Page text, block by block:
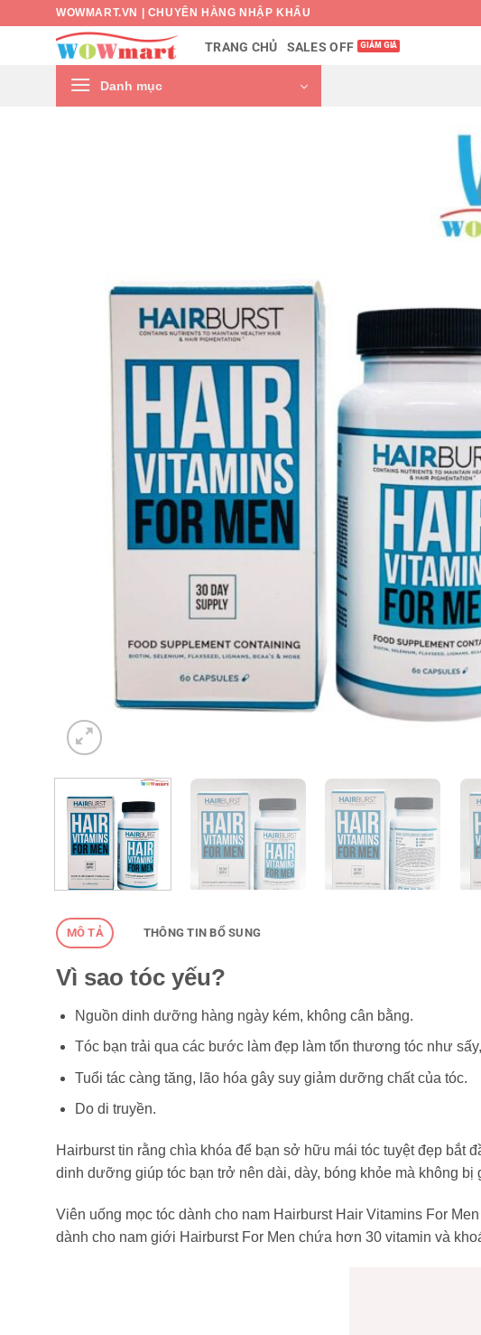
WOWMART.VN | CHUYÊN HÀNG NHẬP KHẨU
TRANG CHỦ SALES OFF
Danh mục
MÔ TẢ THÔNG TIN BỔ SUNG
Vì sao tóc yếu?
Nguồn dinh dưỡng hàng ngày kém, không cân bằng.
Tóc bạn trải qua các bước làm đẹp làm tổn thương tóc như
Tuổi tác càng tăng, lão hóa gây suy giảm dưỡng chất của tóc.
Do di truyền.
Hairburst tin rằng chìa khóa để bạn sở hữu mái tóc tuyệt đẹp bắt
dinh dưỡng giúp tóc bạn trở nên dài, dày, bóng khỏe mà không bị
Viên uống mọc tóc dành cho nam Hairburst Hair Vitamins For
dành cho nam giới Hairburst For Men chứa hơn 30 vitamin và